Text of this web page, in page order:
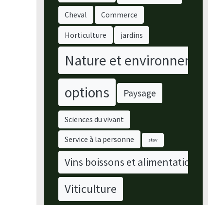
Cheval Commerce
Horticulture jardins
Nature et environnement
options
Paysage
Sciences du vivant
Service à la personne stav
Vins boissons et alimentation
Viticulture